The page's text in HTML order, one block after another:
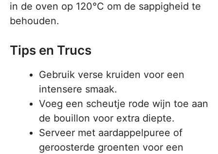
in de oven op 120°C om de sappigheid te
behouden.
Tips en Trucs
Gebruik verse kruiden voor een
intensere smaak.
Voeg een scheutje rode wijn toe aan
de bouillon voor extra diepte.
Serveer met aardappelpuree of
geroosterde groenten voor een